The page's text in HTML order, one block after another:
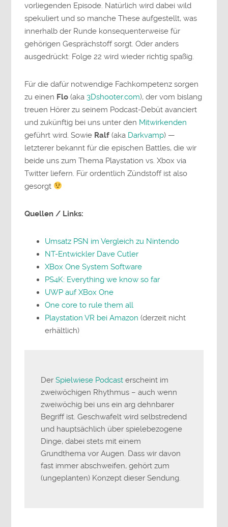
vorliegenden Episode. Natürlich wird dabei wild
spekuliert und so manche These aufgestellt, was
innerhalb der Runde konsequenterweise für
gehörigen Gesprächstoff sorgt. Oder anders
ausgedrückt: Folge 22 wird wieder richtig spaßig.
Für die dafür notwendige Fachkompetenz sorgen
zu einen Flo (aka 3Dshooter.com), der vom bislang
treuen Hörer zu seinem Podcast-Debüt avanciert
und zukünftig bei uns unter den Mitwirkenden
geführt wird. Sowie Ralf (aka Darkvamp) —
letzterer bekannt für die epischen Battles, die wir
beide uns zum Thema Playstation vs. Xbox via
Twitter liefern. Für ordentlich Zündstoff ist also
gesorgt
Quellen / Links:
Umsatz PSN im Vergleich zu Nintendo
NT-Entwickler Dave Cutler
XBox One System Software
PS4K: Everything we know so far
UWP auf XBox One
One core to rule them all
Playstation VR bei Amazon(derzeit nicht
erhältlich)
DerSpielwiese Podcast erscheint im
zweiwöchigen Rhythmus – auch wenn
zweiwöchig bei uns ein arg dehnbarer
Begriff ist. Geschwafelt wird selbstredend
und hauptsächlich über spielebezogene
Dinge, dabei stets mit einem
Grundthema vor Augen. Dass wir davon
fast immer abschweifen, gehört zum
(ungeplanten) Konzept dieser Sendung.